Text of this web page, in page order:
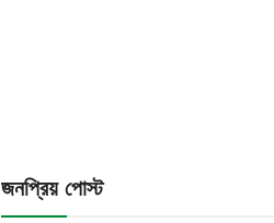
জনপ্রিয় পোস্ট